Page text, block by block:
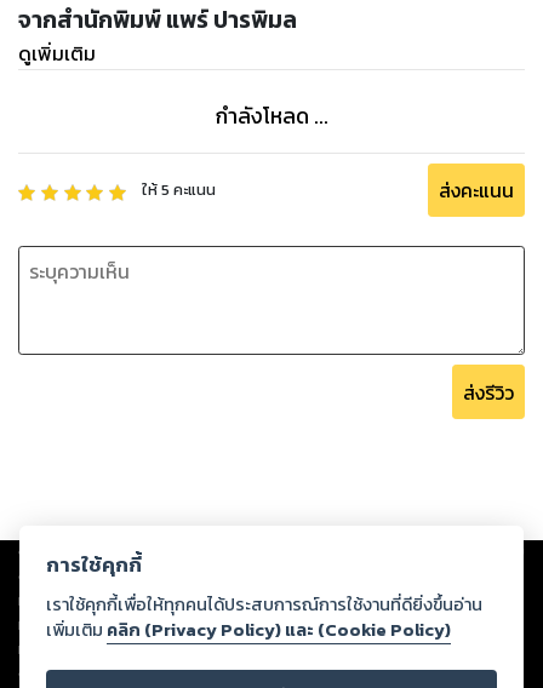
จากสำนักพิมพ์ แพร์ ปารพิมล
ดูเพิ่มเติม
กำลังโหลด ...
ให้5 คะแนน ส่งคะแนน
ส่งรีวิว
Copyright © 2026
ต่อผลงานหรือเนื้อหาใดที่อัปโหลดผ่านเว็บไซต์และปรากฏว่าละเมิดสิทธิใน
ทรัพย์สินทางปัญญาของบุคคลอื่นหรือขัดต่อกฎหมายและศีลธรรม ดังนั้น ผู้อ่าน
ทุกท่านโปรดใช้วิจารณญาณในการกลั่นกรองด้วยตนเอง และหากท่านพบว่าส่วน
หนึ่งส่วนใดขัดต่อกฎหมายและศีลธรรม กรุณาแจ้งมายังบริษัท เพื่อทีมงานจะได้
ดำเนินการในทันที ทั้งนี้ ทางสตอรี่ล็อกขอสงวนลิขสิทธิ์ตามพระราชบัญญัติ
การใช้คุกกี้
เราใช้คุกกี้เพื่อให้ทุกคนได้ประสบการณ์การใช้งานที่ดียิ่งขึ้นอ่าน
เพิ่มเติม คลิก (Privacy Policy) และ (Cookie Policy)